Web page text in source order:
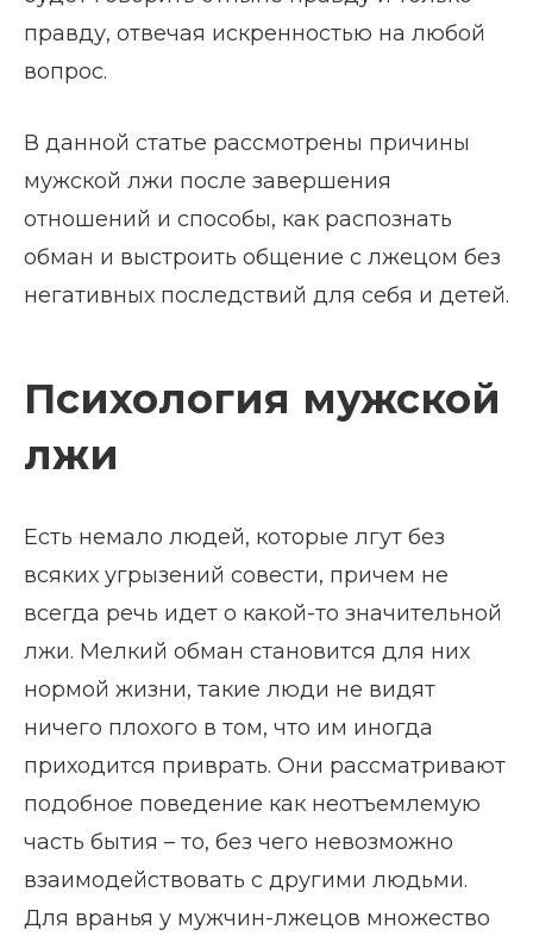
правду, отвечая искренностью на любой
вопрос.
В данной статье рассмотрены причины
мужской лжи после завершения
отношений и способы, как распознать
обман и выстроить общение с лжецом без
негативных последствий для себя и детей.
Психология мужской
лжи
Есть немало людей, которые лгут без
всяких угрызений совести, причем не
всегда речь идет о какой-то значительной
лжи. Мелкий обман становится для них
нормой жизни, такие люди не видят
ничего плохого в том, что им иногда
приходится приврать. Они рассматривают
подобное поведение как неотъемлемую
часть бытия – то, без чего невозможно
взаимодействовать с другими людьми.
Для вранья у мужчин-лжецов множество